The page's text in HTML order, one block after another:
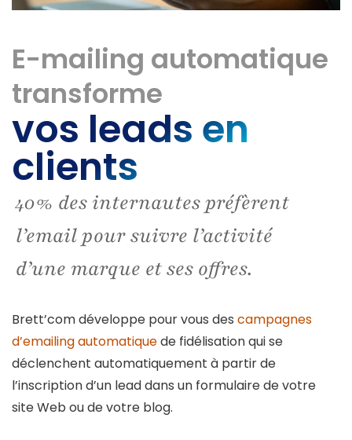
E-mailing automatique
transforme
vos leads en
clients
40% des internautes préfèrent
l’email pour suivre l’activité
d’une marque et ses offres.
Brett’com développe pour vous des campagnes
d’emailing automatiquede fidélisation qui se
déclenchent automatiquement à partir de
l’inscription d’un lead dans un formulaire de votre
site Web ou de votre blog.